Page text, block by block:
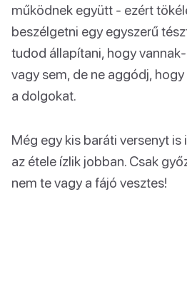
működnek együtt - ezért
beszélgetni egy egyszerű
tudod állapítani, hogy
vagy sem, de ne aggódj,
a dolgokat.
Még egy kis baráti versenyt
az étele ízlik jobban. Csak
nem te vagy a fájó vesztes!